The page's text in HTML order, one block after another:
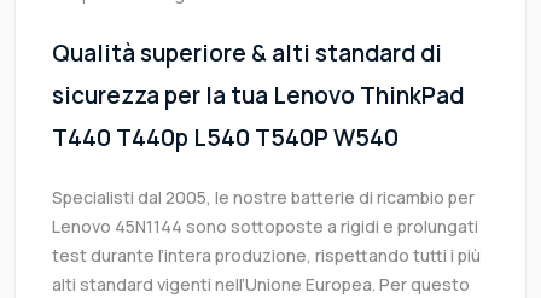
Qualità superiore & alti standard di
sicurezza per la tua Lenovo ThinkPad
T440 T440p L540 T540P W540
Specialisti dal 2005, le nostre batterie di ricambio per
Lenovo 45N1144 sono sottoposte a rigidi e prolungati
test durante l’intera produzione, rispettando tutti i più
alti standard vigenti nell’Unione Europea. Per questo